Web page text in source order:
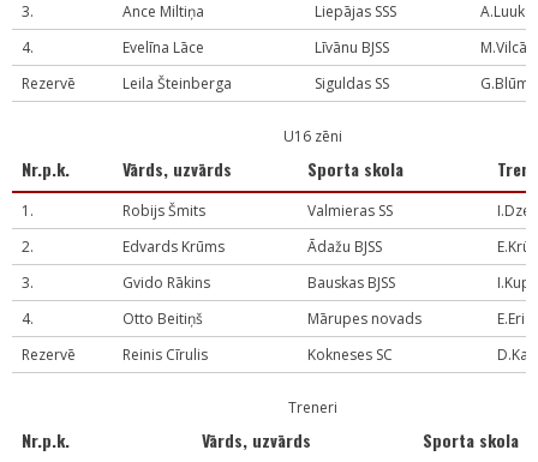
3. Ance Miltiņa Liepājas SSS
A.Luuk
4.
Evelīna Lāce Līvānu BJSS
Rezervē
Leila Šteinberga Siguldas SS
U16 zēni
Nr.p.k. Vārds, uzvārds Sporta skola
1. Robijs Šmits Valmieras SS
2.
Edvards Krūms Ādažu BJSS
3.
Gvido Rākins Bauskas BJSS
4.
Otto Beitiņš Mārupes novads
Rezervē
Reinis Cīrulis Kokneses SC
Treneri
Nr.p.k. Vārds, uzvārds Sporta skola